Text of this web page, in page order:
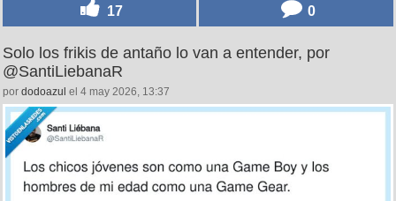
17 0
Solo los frikis de antaño lo van a entender, por
@SantiLiebanaR
por dodoazul el 4 may 2026, 13:37